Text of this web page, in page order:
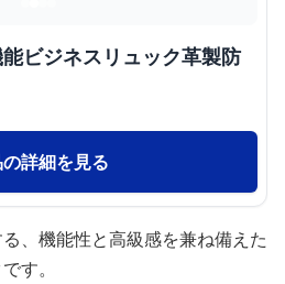
ビジネスリュック革製防
詳細を見る
、機能性と高級感を兼ね備えた
す。